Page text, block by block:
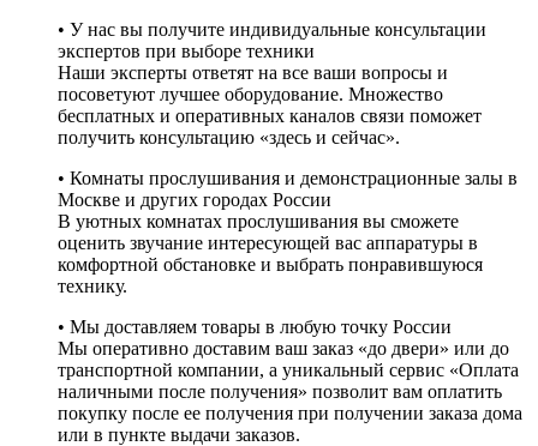
• У нас вы получите индивидуальные консультации
экспертов при выборе техники
Наши эксперты ответят на все ваши вопросы и
посоветуют лучшее оборудование. Множество
бесплатных и оперативных каналов связи поможет
получить консультацию «здесь и сейчас».
• Комнаты прослушивания и демонстрационные залы в
Москве и других городах России
В уютных комнатах прослушивания вы сможете
оценить звучание интересующей вас аппаратуры в
комфортной обстановке и выбрать понравившуюся
технику.
• Мы доставляем товары в любую точку России
Мы оперативно доставим ваш заказ «до двери» или до
транспортной компании, а уникальный сервис «Оплата
наличными после получения» позволит вам оплатить
покупку после ее получения при получении заказа дома
или в пункте выдачи заказов.